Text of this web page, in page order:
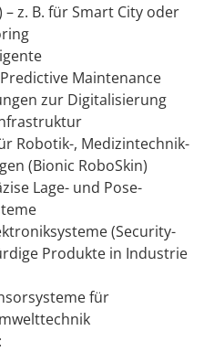
– z. B. für Smart City oder
Maintenance
zur Digitalisierung
Robotik-, Medizintechnik-
(Bionic RoboSkin)
Lage- und Pose-
(Security-
Produkte in Industrie
für